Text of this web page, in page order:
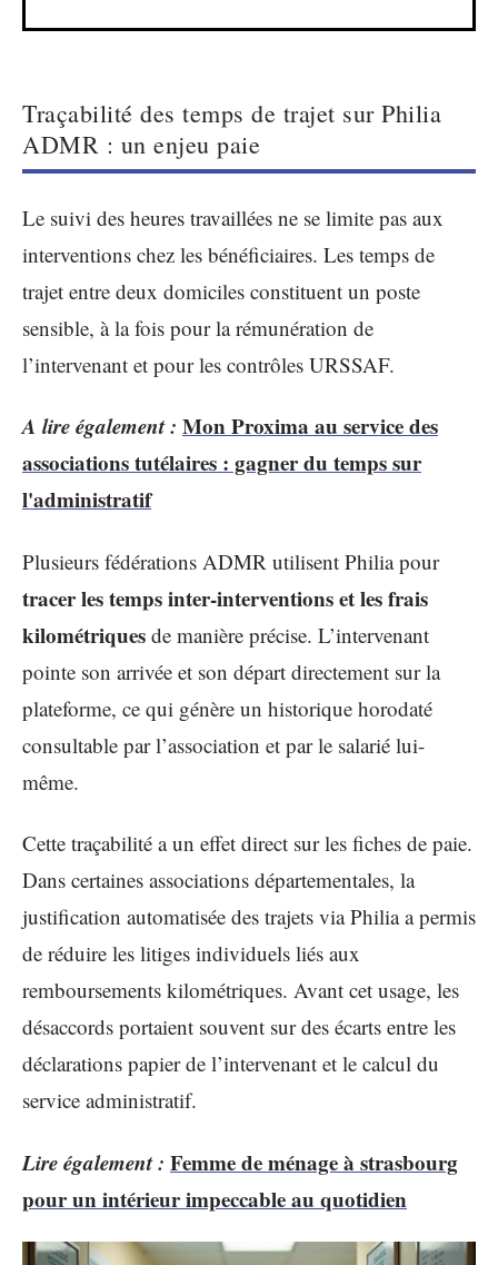
Traçabilité des temps de trajet sur Philia
ADMR : un enjeu paie
Le suivi des heures travaillées ne se limite pas aux
interventions chez les bénéficiaires. Les temps de
trajet entre deux domiciles constituent un poste
sensible, à la fois pour la rémunération de
l’intervenant et pour les contrôles URSSAF.
A lire également : Mon Proxima au service des
associations tutélaires : gagner du temps sur
l'administratif
Plusieurs fédérations ADMR utilisent Philia pour
tracer les temps inter-interventions et les frais
kilométriques de manière précise. L’intervenant
pointe son arrivée et son départ directement sur la
plateforme, ce qui génère un historique horodaté
consultable par l’association et par le salarié lui-
même.
Cette traçabilité a un effet direct sur les fiches de paie.
Dans certaines associations départementales, la
justification automatisée des trajets via Philia a permis
de réduire les litiges individuels liés aux
remboursements kilométriques. Avant cet usage, les
désaccords portaient souvent sur des écarts entre les
déclarations papier de l’intervenant et le calcul du
service administratif.
Lire également : Femme de ménage à strasbourg
pour un intérieur impeccable au quotidien